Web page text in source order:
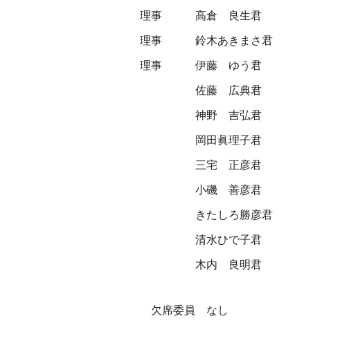
理事 高倉 良生君
理事 鈴木あきまさ君
理事 伊藤 ゆう君
佐藤 広典君
神野 吉弘君
岡田眞理子君
三宅 正彦君
小磯 善彦君
きたしろ勝彦君
清水ひで子君
木内 良明君
欠席委員 なし